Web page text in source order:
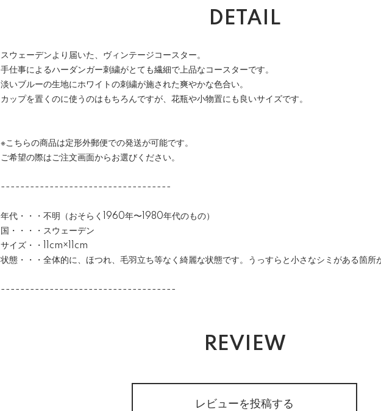
DETAIL
スウェーデンより届いた、ヴィンテージコースター。
手仕事によるハーダンガー刺繍がとても繊細で上品なコースターです。
淡いブルーの生地にホワイトの刺繍が施された爽やかな色合い。
カップを置くのに使うのはもちろんですが、花瓶や小物置にも良いサイズです。
※こちらの商品は定形外郵便での発送が可能です。
ご希望の際はご注文画面からお選びください。
-----------------------------------
年代・・・不明（おそらく1960年〜1980年代のもの）
国・・・・スウェーデン
サイズ・・11cm×11cm
状態・・・全体的に、ほつれ、毛羽立ち等なく綺麗な状態です。うっすらと小さなシミがある箇所
------------------------------------
REVIEW
レビューを投稿する